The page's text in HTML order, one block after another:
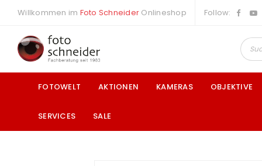
Willkommen im Foto Schneider Onlineshop Follow:
FOTOWELT AKTIONEN KAMERAS OBJEKTIVE
SERVICES SALE